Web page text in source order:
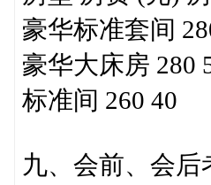
豪华标准套间
豪华大床房 280
标准间 260 40
九、会前、会后